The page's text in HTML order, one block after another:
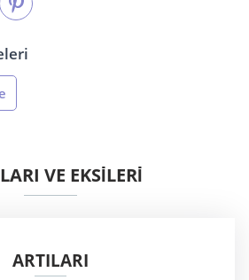
VE EKSİLERİ
ARTILARI